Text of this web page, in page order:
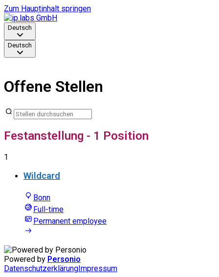
Zum Hauptinhalt springen
Deutsch
Deutsch
Offene Stellen
Festanstellung - 1 Position
1
Wildcard
Bonn
Full-time
Permanent employee
Powered by Personio
DatenschutzerklärungImpressum